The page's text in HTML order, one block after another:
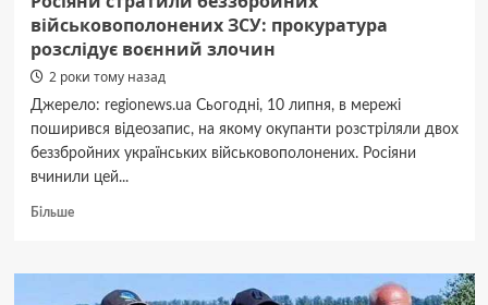
військовополонених ЗСУ: прокуратура
розслідує воєнний злочин
2 роки тому назад
Джерело: regionews.ua Сьогодні, 10 липня, в мережі
поширився відеозапис, на якому окупанти розстріляли двох
беззбройних українських військовополонених. Росіяни
вчинили цей...
БільшеДокладніше
стратили
беззбройних